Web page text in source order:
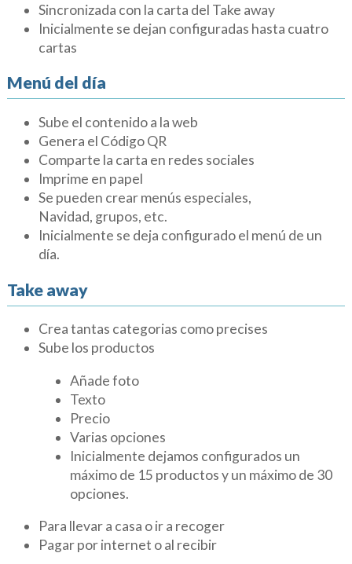
Sincronizada con la carta del Take away
Inicialmente se dejan configuradas hasta cuatro
cartas
Menú del día
​Sube el contenido a la web
Genera el Código QR
Comparte la carta en redes sociales
Imprime en papel
Se pueden crear menús especiales,
Navidad, grupos, etc.
Inicialmente se deja configurado el menú de un
día.
Take away
Crea tantas categorias como precises
Sube los productos
Añade foto
Texto
Precio
Varias opciones
Inicialmente dejamos configurados un
máximo de 15 productos y un máximo de 30
opciones.
Para llevar a casa o ir a recoger
Pagar por internet o al recibir